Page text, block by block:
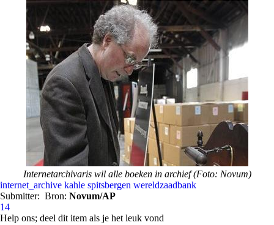
Internetarchivaris wil alle boeken in archief (Foto: Novum)
internet_archive kahle spitsbergen wereldzaadbank
Submitter: Bron: Novum/AP
14
Help ons; deel dit item als je het leuk vond